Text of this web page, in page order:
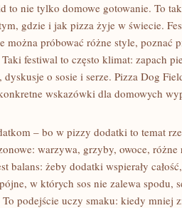
to nie tylko domowe gotowanie. To
gdzie i jak pizza żyje w świecie.
można próbować różne style, poznać
festiwal to często klimat: zapach
dyskusje o sosie i serze. Pizza Dog
wskazówki dla domowych
– bo w pizzy dodatki to temat
warzywa, grzyby, owoce, różne
balans: żeby dodatki wspierały
w których sos nie zalewa spodu,
podejście uczy smaku: kiedy mniej